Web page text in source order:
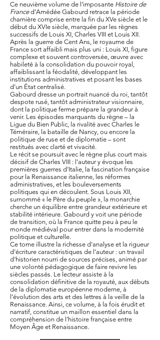
Ce neuvième volume de l’imposante Histoire de
Franced’Amédée Gabourd retrace la période
charnière comprise entre la fin du XVe siècle et le
début du XVIe siècle, marquée par les règnes
successifs de Louis XI, Charles VIII et Louis XII.
Après la guerre de Cent Ans, le royaume de
France sort affaibli mais plus uni : Louis XI, figure
complexe et souvent controversée, œuvre avec
habileté à la consolidation du pouvoir royal,
affaiblissant la féodalité, développant les
institutions administratives et posant les bases
d’un État centralisé.
Gabourd dresse un portrait nuancé du roi, tantôt
despote rusé, tantôt administrateur visionnaire,
dont la politique ferme prépare la grandeur à
venir. Les épisodes marquants du règne – la
Ligue du Bien Public, la rivalité avec Charles le
Téméraire, la bataille de Nancy, ou encore la
politique de ruse et de diplomatie – sont
restitués avec clarté et vivacité.
Le récit se poursuit avec le règne plus court mais
décisif de Charles VIII : l’auteur y évoque les
premières guerres d’Italie, la fascination française
pour la Renaissance italienne, les réformes
administratives, et les bouleversements
politiques qui en découlent. Sous Louis XII,
surnommé « le Père du peuple », la monarchie
cherche un équilibre entre grandeur extérieure et
stabilité intérieure. Gabourd y voit une période
de transition, où la France quitte peu à peu le
monde médiéval pour entrer dans la modernité
politique et culturelle.
Ce tome illustre la richesse d’analyse et la rigueur
d’écriture caractéristiques de l’auteur : un travail
d’historien nourri de sources précises, animé par
une volonté pédagogique de faire revivre les
siècles passés. Le lecteur assiste à la
consolidation définitive de la royauté, aux débuts
de la diplomatie européenne moderne, à
l’évolution des arts et des lettres à la veille de la
Renaissance. Ainsi, ce volume, à la fois érudit et
narratif, constitue un maillon essentiel dans la
compréhension de l’histoire française entre
Moyen Âge et Renaissance.